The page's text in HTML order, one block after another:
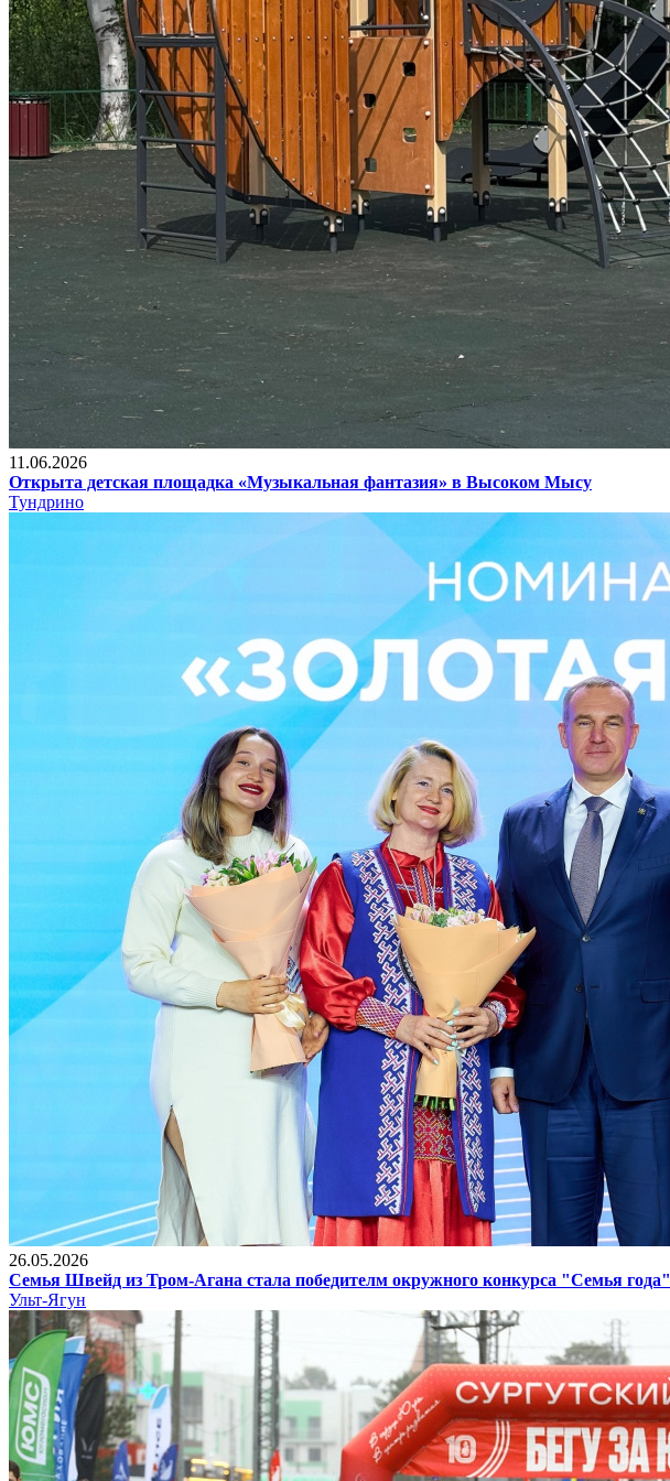
11.06.2026
Открыта детская площадка «Музыкальная фантазия» в Высоком Мысу
Тундрино
26.05.2026
Семья Швейд из Тром-Агана стала победителм окружного конкурса "Семья года"
Ульт-Ягун